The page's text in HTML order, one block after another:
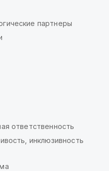
партнеры
ответственность
инклюзивность